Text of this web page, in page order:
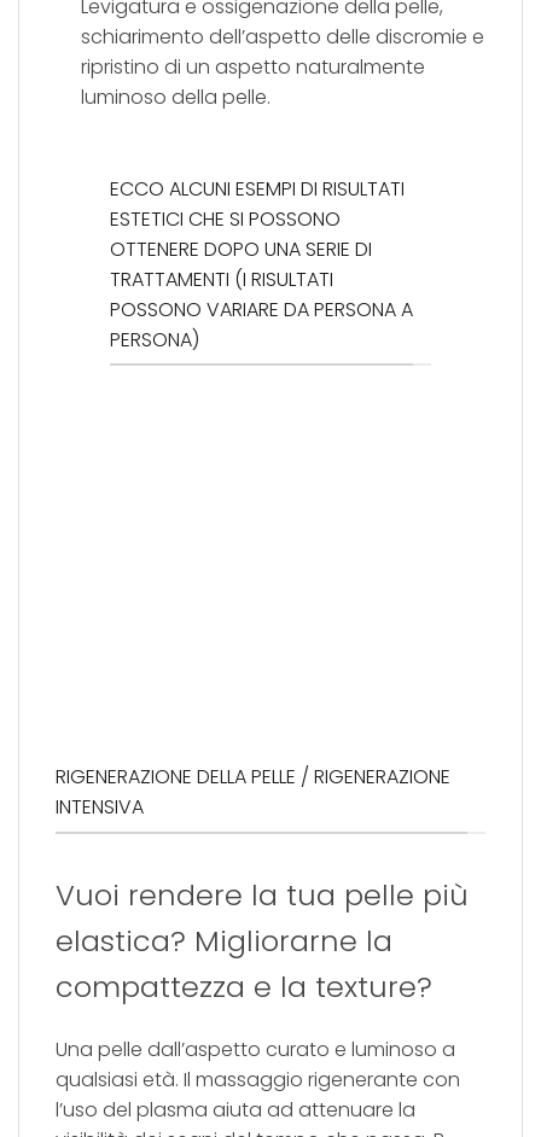
Levigatura e ossigenazione della pelle,
schiarimento dell’aspetto delle discromie e
ripristino di un aspetto naturalmente
luminoso della pelle.
ECCO ALCUNI ESEMPI DI RISULTATI
ESTETICI CHE SI POSSONO
OTTENERE DOPO UNA SERIE DI
TRATTAMENTI (I RISULTATI
POSSONO VARIARE DA PERSONA A
PERSONA)
RIGENERAZIONE DELLA PELLE / RIGENERAZIONE
INTENSIVA
Vuoi rendere la tua pelle più
elastica? Migliorarne la
compattezza e la texture?
Una pelle dall’aspetto curato e luminoso a
qualsiasi età. Il massaggio rigenerante con
l’uso del plasma aiuta ad attenuare la